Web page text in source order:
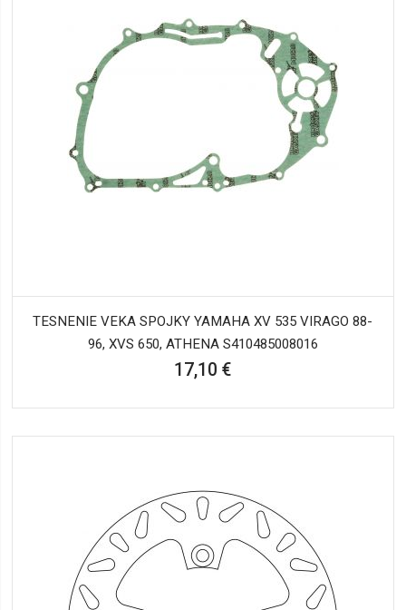
TESNENIE VEKA SPOJKY YAMAHA XV 535 VIRAGO 88-
96, XVS 650, ATHENA S410485008016
17,10 €